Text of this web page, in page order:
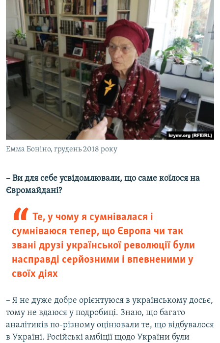
Емма Боніно, грудень 2018 року
– Ви для себе усвідомлювали, що саме коїлося на
Євромайдані?
Те, у чому я сумнівалася і
сумніваюся тепер, що Європа чи так
звані друзі української революції були
насправді серйозними і впевненими у
своїх діях
– Я не дуже добре орієнтуюся в українському досьє,
тому не вдаюся у подробиці. Знаю, що багато
аналітиків по-різному оцінювали те, що відбувалося
в Україні. Російські амбіції щодо України були